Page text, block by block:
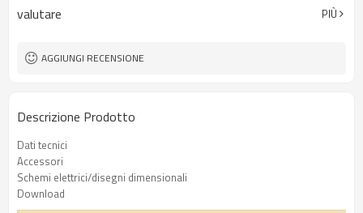
Spina di interfaccia Dotato di connettore M16
Certificazione:
valutare PIÙ
AGGIUNGI RECENSIONE
Descrizione Prodotto
Dati tecnici
Accessori
Schemi elettrici/disegni dimensionali
Download